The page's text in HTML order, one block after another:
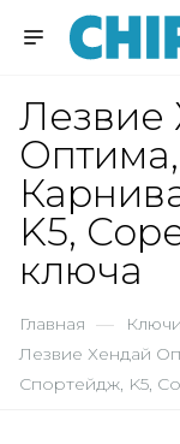
Лезвие
K5,
ключа
Главная —
Лезвие Хендай
Спортейдж, K5,